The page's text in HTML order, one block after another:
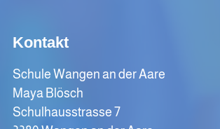
Kontakt
Schule Wangen an der Aare
Maya Blösch
Schulhausstrasse 7